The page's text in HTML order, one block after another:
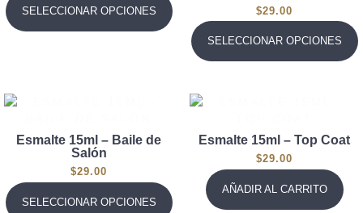
SELECCIONAR OPCIONES $29.00
SELECCIONAR OPCIONES
Esmalte 15ml – Baile de
Salón
$29.00
SELECCIONAR OPCIONES
Esmalte 15ml – Top Coat
$29.00
AÑADIR AL CARRITO